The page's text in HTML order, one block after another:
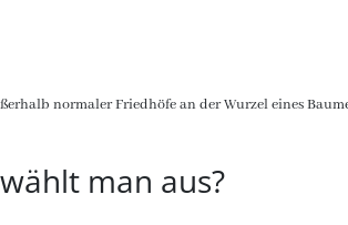
normaler Friedhöfe an der Wurzel eines
man aus?